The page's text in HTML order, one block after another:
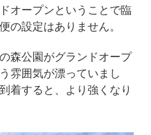
オープンということで臨
の設定はありません。
森公園がグランドオープ
雰囲気が漂っていまし
着すると、より強くなり